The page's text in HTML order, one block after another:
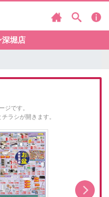
堀店
ジです。
ラシが開きます。